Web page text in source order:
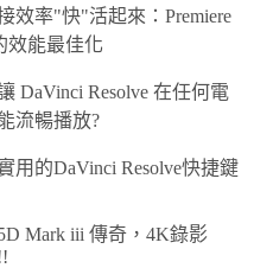
效率"快"活起來：Premiere
效能最佳化
DaVinci Resolve 在任何電
流暢播放?
用的DaVinci Resolve快捷鍵
Mark iii 傳奇，4K錄影